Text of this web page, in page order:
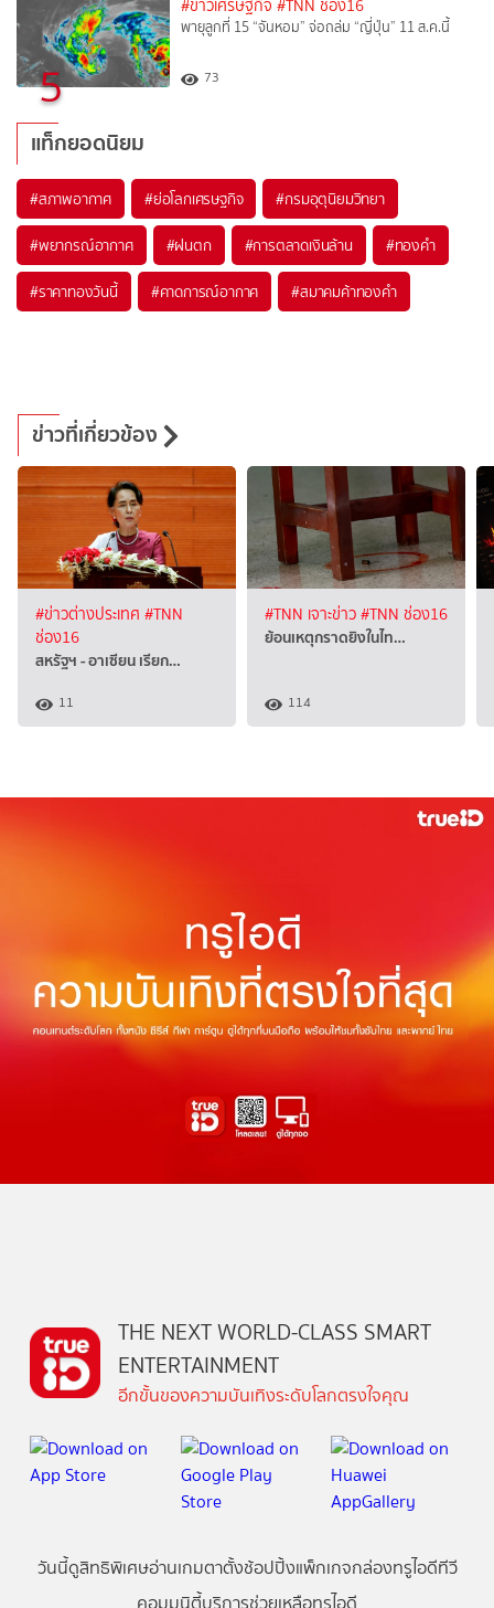
5
#ข่าวเศรษฐกิจ #TNN ช่อง16
พายุลูกที่ 15 “จันหอม” จ่อถล่ม “ญี่ปุ่น” 11 ส.ค.นี้
73
แท็กยอดนิยม
#สภาพอากาศ #ย่อโลกเศรษฐกิจ #กรมอุตุนิยมวิทยา
#พยากรณ์อากาศ #ฝนตก #การตลาดเงินล้าน #ทองคำ
#ราคาทองวันนี้ #คาดการณ์อากาศ #สมาคมค้าทองคำ
ข่าวที่เกี่ยวข้อง
#ข่าวต่างประเทศ #TNN
ช่อง16
สหรัฐฯ - อาเซียน เรียก…
11
#TNN เจาะข่าว#TNN ช่อง16
ย้อนเหตุกราดยิงในไท…
114
THE NEXT WORLD-CLASS SMART
ENTERTAINMENT
อีกขั้นของความบันเทิงระดับโลกตรงใจคุณ
วันนี้ดูสิทธิพิเศษอ่านเกมตาตั้งช้อปปิ้งแพ็กเกจกล่องทรูไอดีทีวี
คอมมูนิตี้บริการช่วยเหลือทรูไอดี